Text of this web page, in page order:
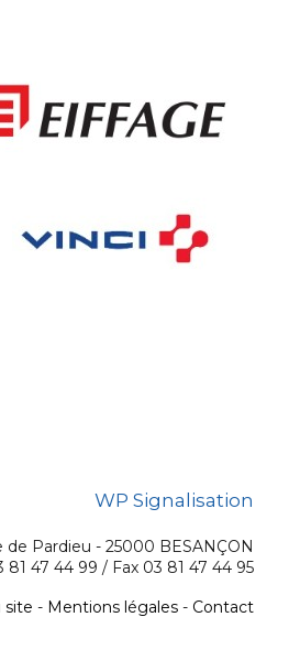
WP Signalisation
de Pardieu - 25000 BESANÇON
81 47 44 99 / Fax 03 81 47 44 95
site - Mentions légales - Contact